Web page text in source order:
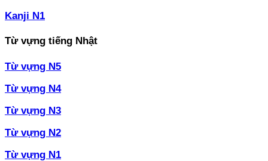
Kanji N1
Từ vựng tiếng Nhật
Từ vựng N5
Từ vựng N4
Từ vựng N3
Từ vựng N2
Từ vựng N1